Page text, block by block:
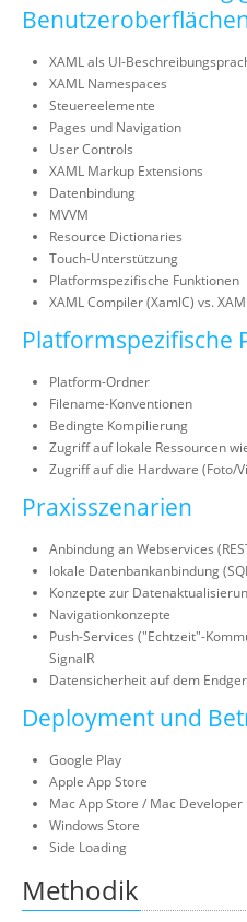
XAML als UI-
XAML Namespaces
Steuereelemente
Pages und Navigation
User Controls
XAML Markup Extensions
Datenbindung
MVVM
Resource Dictionaries
Touch-Unterstützung
Platformspezifische Funktionen
XAML Compiler (XamlC) vs.
Platformspezifische
Platform-Ordner
Filename-Konventionen
Bedingte Kompilierung
Zugriff auf lokale Ressourcen
Zugriff auf die Hardware (Foto/
Praxisszenarien
Anbindung an Webservices
lokale Datenbankanbindung
Konzepte zur
Navigationkonzepte
Push-Services ("Echtzeit"-
SignalR
Datensicherheit auf dem
Deployment und
Google Play
Apple App Store
Mac App Store / Mac Developer
Windows Store
Side Loading
Methodik